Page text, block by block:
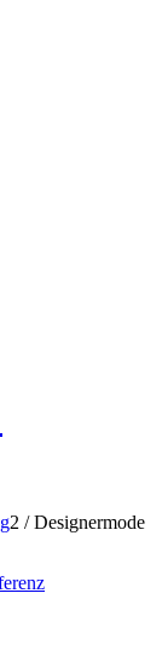
2 / Designermode